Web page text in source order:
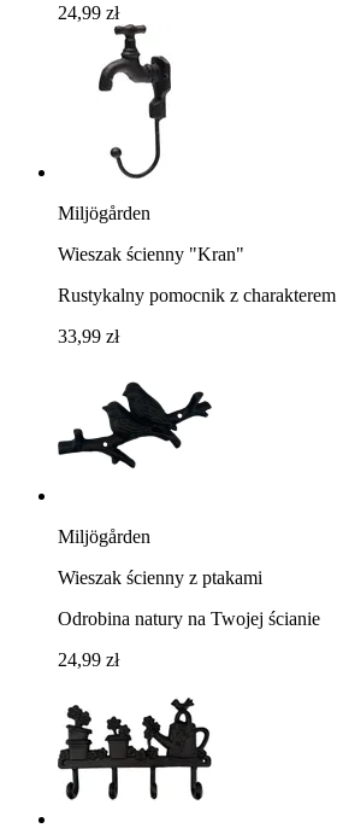
24,99 zł
Miljögården
Wieszak ścienny "Kran"
Rustykalny pomocnik z charakterem
33,99 zł
Miljögården
Wieszak ścienny z ptakami
Odrobina natury na Twojej ścianie
24,99 zł